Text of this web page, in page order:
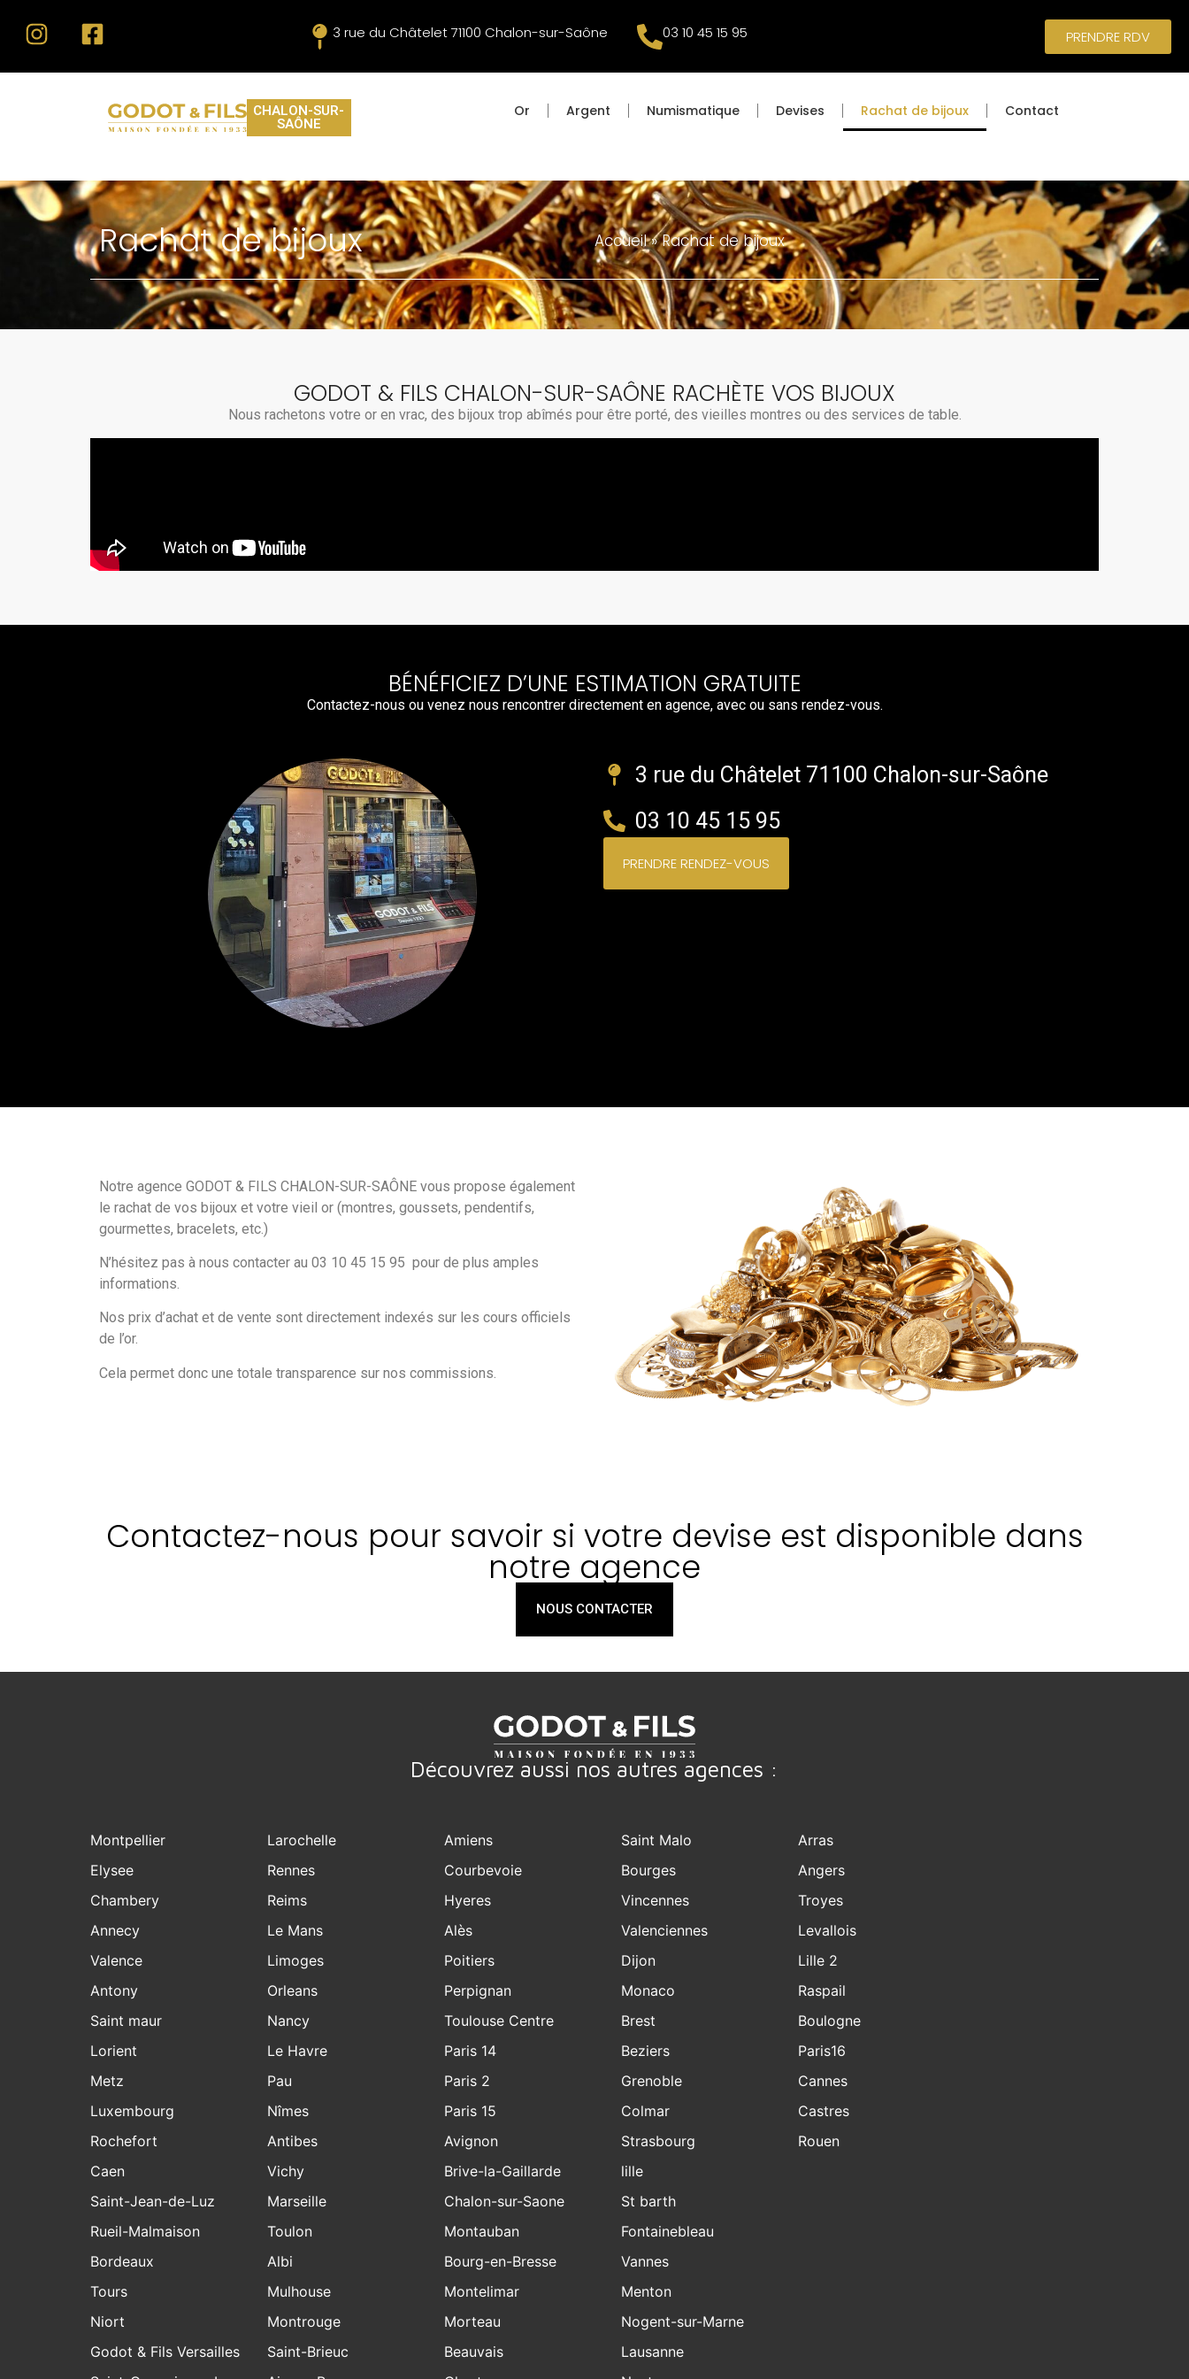
3 rue du Châtelet 71100 Chalon-sur-Saône 03 10 45 15 95 PRENDRE RDV
CHALON-SUR-
SAÔNE
Or Argent Numismatique Devises Rachat de bijoux Contact
Rachat de bijoux Accueil»Rachat de bijoux
GODOT & FILS CHALON-SUR-SAÔNE RACHÈTE VOS BIJOUX
Nous rachetons votre or en vrac, des bijoux trop abîmés pour être porté, des vieilles montres ou des services de table.
BÉNÉFICIEZ D’UNE ESTIMATION GRATUITE
Contactez-nous ou venez nous rencontrer directement en agence, avec ou sans rendez-vous.
3 rue du Châtelet 71100 Chalon-sur-Saône
03 10 45 15 95
PRENDRE RENDEZ-VOUS
Notre agence GODOT & FILS CHALON-SUR-SAÔNE vous propose également
le rachat de vos bijoux et votre vieil or (montres, goussets, pendentifs,
gourmettes, bracelets, etc.)
N’hésitez pas à nous contacter au 03 10 45 15 95 pour de plus amples
informations.
Nos prix d’achat et de vente sont directement indexés sur les cours officiels
de l’or.
Cela permet donc une totale transparence sur nos commissions.
Contactez-nous pour savoir si votre devise est disponible dans
notre agence
NOUS CONTACTER
Découvrez aussi nos autres agences :
Montpellier
Elysee
Chambery
Annecy
Valence
Antony
Saint maur
Lorient
Metz
Luxembourg
Rochefort
Larochelle
Rennes
Reims
Le Mans
Limoges
Orleans
Nancy
Le Havre
Pau
Nîmes
Antibes
Amiens
Courbevoie
Hyeres
Alès
Poitiers
Perpignan
Toulouse Centre
Paris 14
Paris 2
Paris 15
Avignon
Saint Malo
Bourges
Vincennes
Valenciennes
Dijon
Monaco
Brest
Beziers
Grenoble
Colmar
Strasbourg
Arras
Angers
Troyes
Levallois
Lille 2
Raspail
Boulogne
Paris16
Cannes
Castres
Rouen
Caen
Saint-Jean-de-Luz
Rueil-Malmaison
Bordeaux
Tours
Niort
Godot & Fils Versailles
Vichy
Marseille
Toulon
Albi
Mulhouse
Montrouge
Saint-Brieuc
Brive-la-Gaillarde
Chalon-sur-Saone
Montauban
Bourg-en-Bresse
Montelimar
Morteau
Beauvais
lille
St barth
Fontainebleau
Vannes
Menton
Nogent-sur-Marne
Lausanne